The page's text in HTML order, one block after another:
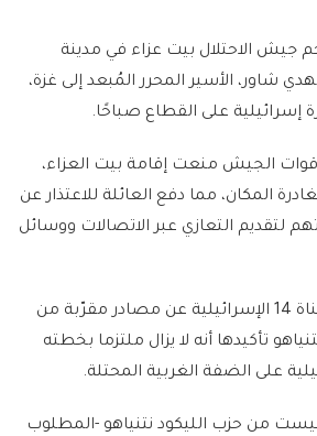
جيش الاحتلال بيت عزاء في مدينة
شاور، الأسير المحرر المُبعد إلى غزة،
على القطاع صباحًا.
قوات الجيش منعت إقامة بيت العزاء،
المكان، مما دفع العائلة للاعتذار عن
لتقديم التعازي عبر الاتصالات ووسائل
من جانب آخر، نقلت القناة 14 الإسرائيلية عن مصادر مقرّبة من
تأكيدها أنه لا يزال ملتزما بخطته
على الضفة الغربية المحتلة.
من حزب الليكود نتنياهو -المطلوب